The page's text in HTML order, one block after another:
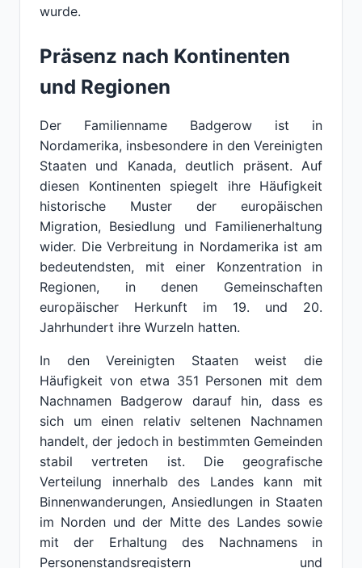
wurde.
Präsenz nach Kontinenten
und Regionen
Der Familienname Badgerow ist in
Nordamerika, insbesondere in den Vereinigten
Staaten und Kanada, deutlich präsent. Auf
diesen Kontinenten spiegelt ihre Häufigkeit
historische Muster der europäischen
Migration, Besiedlung und Familienerhaltung
wider. Die Verbreitung in Nordamerika ist am
bedeutendsten, mit einer Konzentration in
Regionen, in denen Gemeinschaften
europäischer Herkunft im 19. und 20.
Jahrhundert ihre Wurzeln hatten.
In den Vereinigten Staaten weist die
Häufigkeit von etwa 351 Personen mit dem
Nachnamen Badgerow darauf hin, dass es
sich um einen relativ seltenen Nachnamen
handelt, der jedoch in bestimmten Gemeinden
stabil vertreten ist. Die geografische
Verteilung innerhalb des Landes kann mit
Binnenwanderungen, Ansiedlungen in Staaten
im Norden und der Mitte des Landes sowie
mit der Erhaltung des Nachnamens in
Personenstandsregistern und